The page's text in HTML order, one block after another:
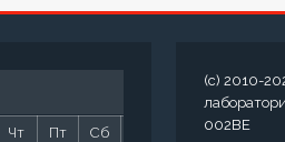
Чт Пт Сб
(c) 2010-
002BE